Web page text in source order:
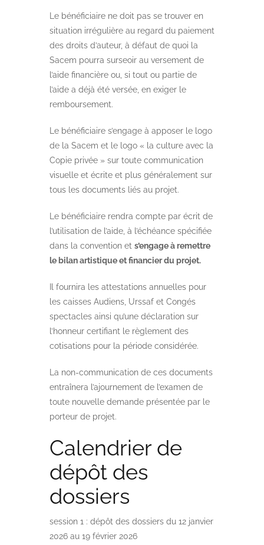
Le bénéficiaire ne doit pas se trouver en
situation irrégulière au regard du paiement
des droits d’auteur, à défaut de quoi la
Sacem pourra surseoir au versement de
l’aide financière ou, si tout ou partie de
l’aide a déjà été versée, en exiger le
remboursement.
Le bénéficiaire s’engage à apposer le logo
de la Sacem et le logo « la culture avec la
Copie privée » sur toute communication
visuelle et écrite et plus généralement sur
tous les documents liés au projet.
Le bénéficiaire rendra compte par écrit de
l’utilisation de l’aide, à l’échéance spécifiée
dans la convention et s’engage à remettre
le bilan artistique et financier du projet.
Il fournira les attestations annuelles pour
les caisses Audiens, Urssaf et Congés
spectacles ainsi qu’une déclaration sur
l’honneur certifiant le règlement des
cotisations pour la période considérée.
La non-communication de ces documents
entraînera l’ajournement de l’examen de
toute nouvelle demande présentée par le
porteur de projet.
Calendrier de
dépôt des
dossiers
session 1 : dépôt des dossiers du 12 janvier
2026 au 19 février 2026